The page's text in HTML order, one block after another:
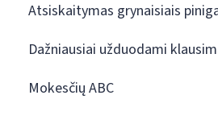
Atsiskaitymas grynaisiais
Dažniausiai užduodami
Mokesčių ABC